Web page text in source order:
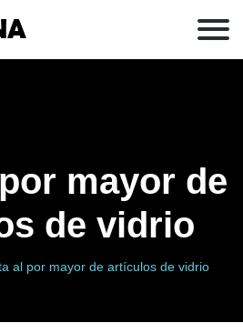
mayor de
de vidrio
al por mayor de artículos de vidrio